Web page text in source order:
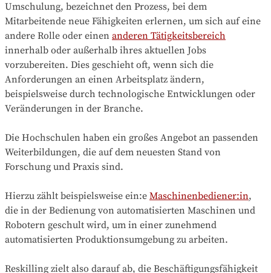
Umschulung, bezeichnet den Prozess, bei dem
Mitarbeitende neue Fähigkeiten erlernen, um sich auf eine
andere Rolle oder einen anderen Tätigkeitsbereich
innerhalb oder außerhalb ihres aktuellen Jobs
vorzubereiten. Dies geschieht oft, wenn sich die
Anforderungen an einen Arbeitsplatz ändern,
beispielsweise durch technologische Entwicklungen oder
Veränderungen in der Branche.
Die Hochschulen haben ein großes Angebot an passenden
Weiterbildungen, die auf dem neuesten Stand von
Forschung und Praxis sind.
Hierzu zählt beispielsweise ein:e Maschinenbediener:in,
die in der Bedienung von automatisierten Maschinen und
Robotern geschult wird, um in einer zunehmend
automatisierten Produktionsumgebung zu arbeiten.
Reskilling zielt also darauf ab, die Beschäftigungsfähigkeit